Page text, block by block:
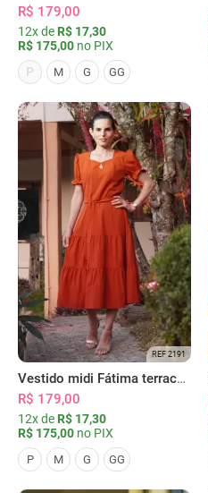
R$ 179,00
12x de R$ 17,30
R$ 175,00 no PIX
P
M G GG
REF 2191
Vestido midi Fátima terracota
R$ 179,00
12x de R$ 17,30
R$ 175,00 no PIX
P M G GG